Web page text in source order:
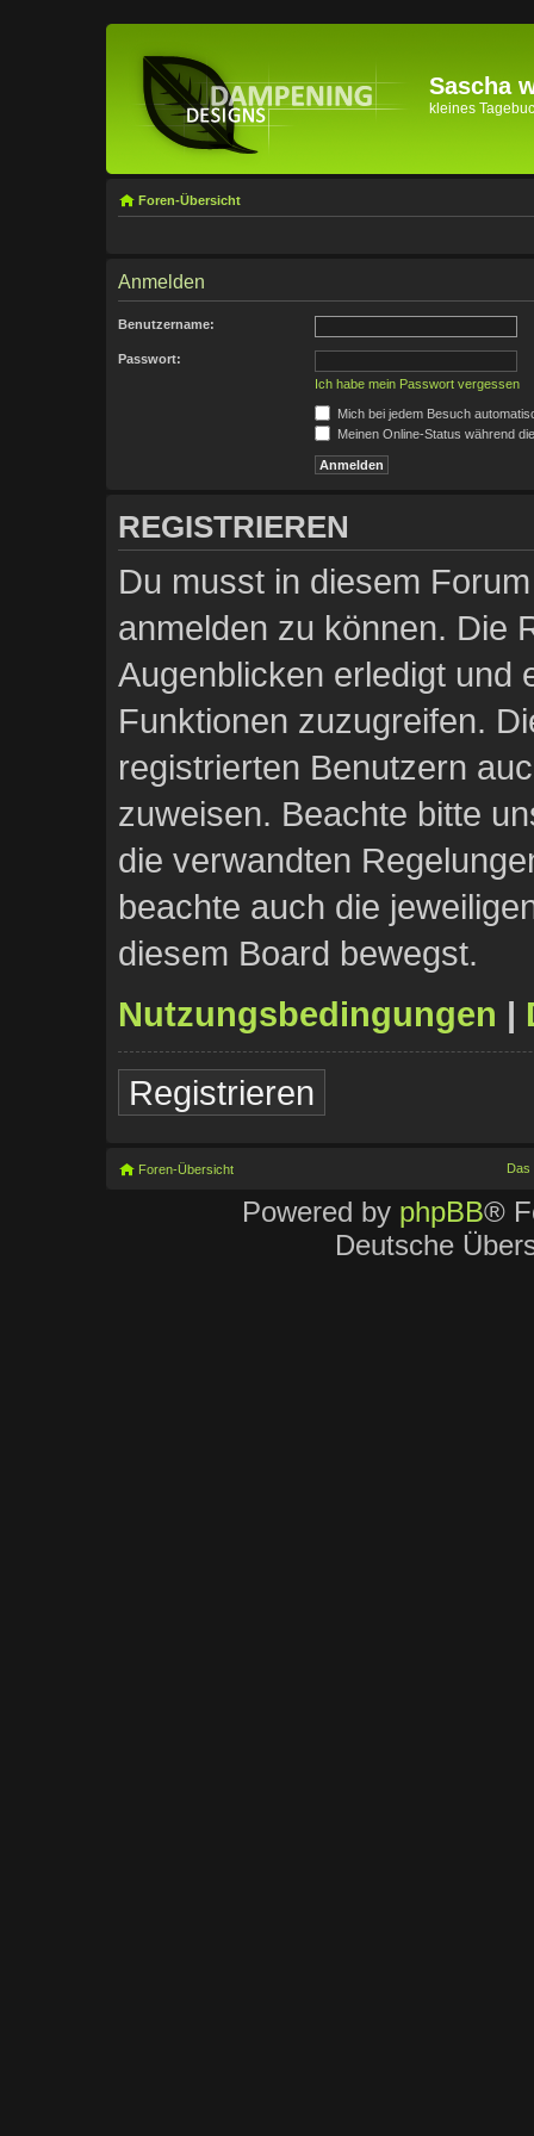
Sascha
kleines
Foren-Übersicht
Anmelden
Benutzername:
Passwort:
Ich habe mein Passwort vergessen
Mich bei jedem Besuch
Meinen Online-Status während
REGISTRIEREN
Du musst in diesem
anmelden zu können. Die
Augenblicken erledigt und
Funktionen zuzugreifen.
registrierten Benutzern
zuweisen. Beachte bitte
die verwandten
beachte auch die
diesem Board bewegst.
Nutzungsbedingungen |
Registrieren
Foren-Übersicht Das
Powered by phpBB®
Deutsche